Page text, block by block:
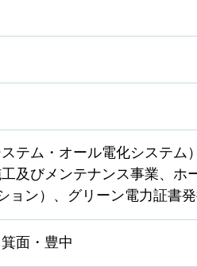
テム・オール電化システム）
及びメンテナンス事業、
ョン）、グリーン電力証書
面・豊中